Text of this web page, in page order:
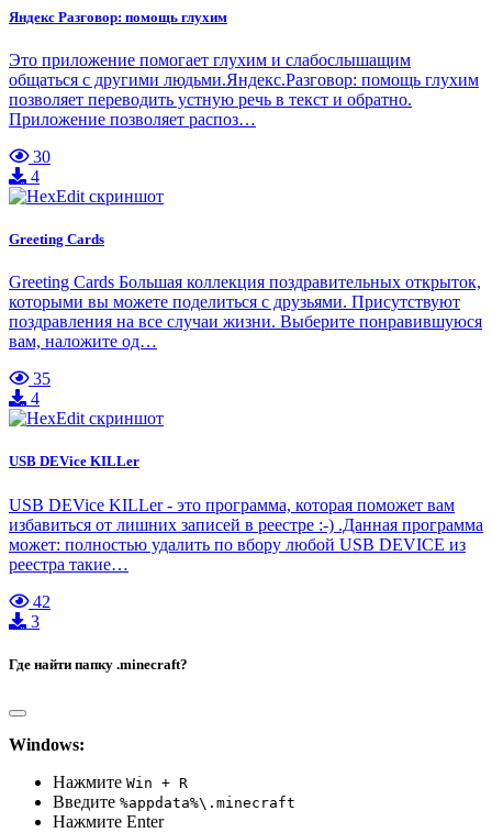
Яндекс Разговор: помощь глухим
Это приложение помогает глухим и слабослышащим
общаться с другими людьми.Яндекс.Разговор: помощь глухим
позволяет переводить устную речь в текст и обратно.
Приложение позволяет распоз…
30
4
Greeting Cards
Greeting Cards Большая коллекция поздравительных открыток,
которыми вы можете поделиться с друзьями. Присутствуют
поздравления на все случаи жизни. Выберите понравившуюся
вам, наложите од…
35
4
USB DEVice KILLer
USB DEVice KILLer - это программа, которая поможет вам
избавиться от лишних записей в реестре :-) .Данная программа
может: полностью удалить по вбору любой USB DEVICE из
реестра такие…
42
3
Где найти папку .minecraft?
Windows:
Нажмите Win + R
Введите %appdata%\.minecraft
Нажмите Enter